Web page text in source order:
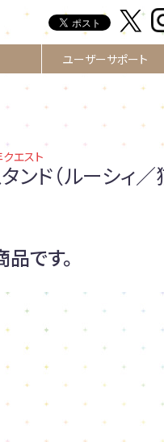
ユーザーサポート
エスト
ンド（ルーシィ
です。